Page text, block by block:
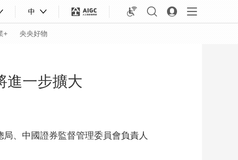
中
+ 央央好物
進一步擴大
、中國證券監督管理委員會負責人